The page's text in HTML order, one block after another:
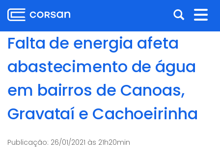
para
o
conteúdo
para
menu
para
para
o
conteúdo
Abrir
a
busca
Falta de energia afeta
abastecimento de água
em bairros de Canoas,
Gravataí e Cachoeirinha
Publicação: 26/01/2021 às 21h20min